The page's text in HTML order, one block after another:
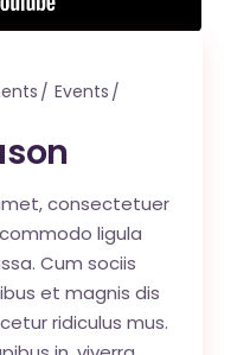
Events
consectetuer
ligula
Cum sociis
et magnis dis
ridiculus mus.